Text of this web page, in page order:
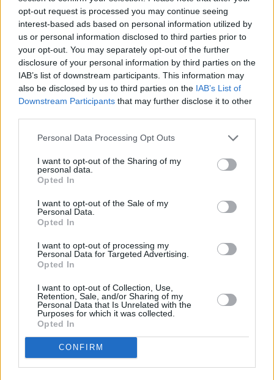
opt-out request is processed you may continue seeing
interest-based ads based on personal information utilized by
us or personal information disclosed to third parties prior to
your opt-out. You may separately opt-out of the further
disclosure of your personal information by third parties on the
IAB’s list of downstream participants. This information may
also be disclosed by us to third parties on the IAB’s List of
Downstream Participants that may further disclose it to other
Personal Data Processing Opt Outs
I want to opt-out of the Sharing of my
personal data.
Opted In
I want to opt-out of the Sale of my
Personal Data.
Opted In
I want to opt-out of processing my
Personal Data for Targeted Advertising.
Opted In
I want to opt-out of Collection, Use,
Retention, Sale, and/or Sharing of my
Personal Data that Is Unrelated with the
Purposes for which it was collected.
Opted In
CONFIRM
Refescar
Enviar
JComments
PUBLICIDAD
Lo más leído
el listado
provisional de la
adjudicación de
transporte para
estudios reglados
fuera de la Isla
Lanzarote se
prepara para la
vigésimo octava
edición del